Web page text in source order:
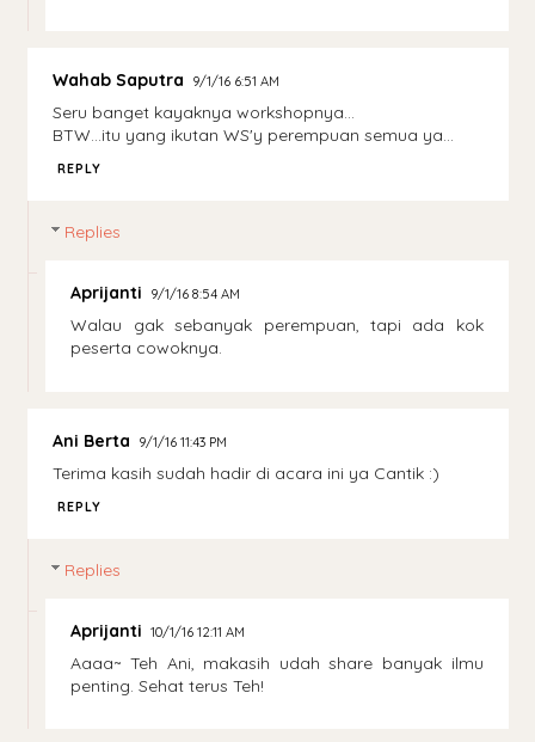
Wahab Saputra 9/1/16 6:51 AM
Seru banget kayaknya workshopnya...
BTW...itu yang ikutan WS'y perempuan semua ya...
REPLY
Replies
Aprijanti 9/1/16 8:54 AM
Walau gak sebanyak perempuan, tapi ada kok
peserta cowoknya.
Ani Berta 9/1/16 11:43 PM
Terima kasih sudah hadir di acara ini ya Cantik :)
REPLY
Replies
Aprijanti 10/1/16 12:11 AM
Aaaa~ Teh Ani, makasih udah share banyak ilmu
penting. Sehat terus Teh!